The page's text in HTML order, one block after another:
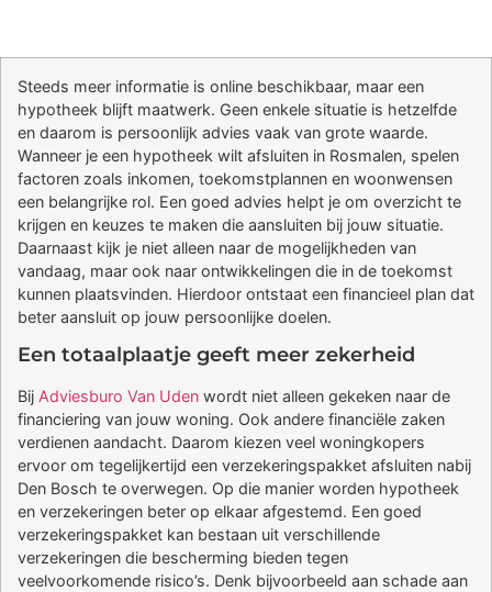
Steeds meer informatie is online beschikbaar, maar een
hypotheek blijft maatwerk. Geen enkele situatie is hetzelfde
en daarom is persoonlijk advies vaak van grote waarde.
Wanneer je een hypotheek wilt afsluiten in Rosmalen, spelen
factoren zoals inkomen, toekomstplannen en woonwensen
een belangrijke rol. Een goed advies helpt je om overzicht te
krijgen en keuzes te maken die aansluiten bij jouw situatie.
Daarnaast kijk je niet alleen naar de mogelijkheden van
vandaag, maar ook naar ontwikkelingen die in de toekomst
kunnen plaatsvinden. Hierdoor ontstaat een financieel plan dat
beter aansluit op jouw persoonlijke doelen.
Een totaalplaatje geeft meer zekerheid
Bij Adviesburo Van Uden wordt niet alleen gekeken naar de
financiering van jouw woning. Ook andere financiële zaken
verdienen aandacht. Daarom kiezen veel woningkopers
ervoor om tegelijkertijd een verzekeringspakket afsluiten nabij
Den Bosch te overwegen. Op die manier worden hypotheek
en verzekeringen beter op elkaar afgestemd. Een goed
verzekeringspakket kan bestaan uit verschillende
verzekeringen die bescherming bieden tegen
veelvoorkomende risico’s. Denk bijvoorbeeld aan schade aan